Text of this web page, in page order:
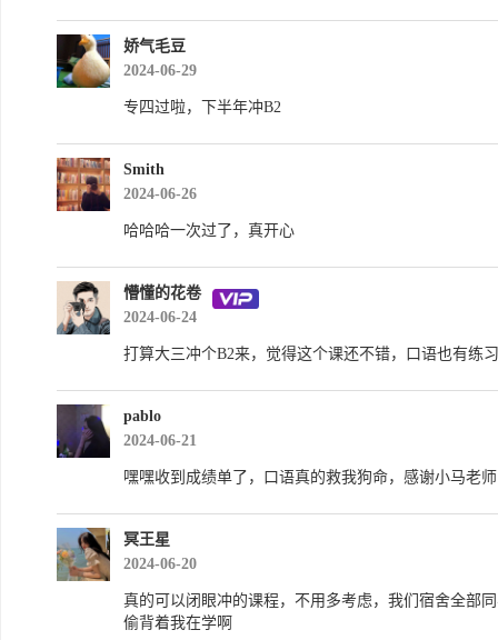
娇气毛豆
2024-06-29
专四过啦，下半年冲B2
Smith
2024-06-26
哈哈哈一次过了，真开心
懵懂的花卷
2024-06-24
打算大三冲个B2来，觉得这个课还不错，口语也有练
pablo
2024-06-21
嘿嘿收到成绩单了，口语真的救我狗命，感谢小马老
冥王星
2024-06-20
真的可以闭眼冲的课程，不用多考虑，我们宿舍全部
偷背着我在学啊